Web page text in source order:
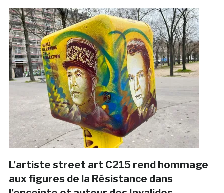
L’artiste street art C215 rend hommage
aux figures de la Résistance dans